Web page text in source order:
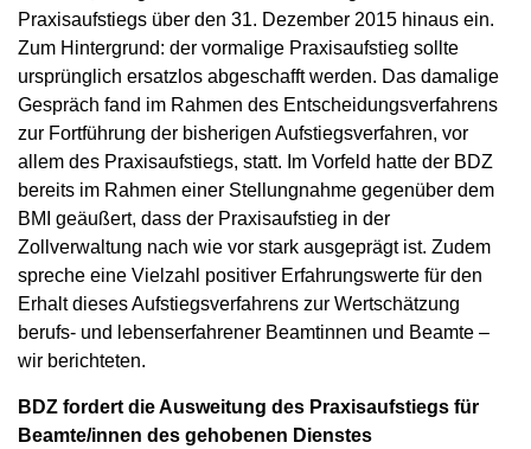
Praxisaufstiegs über den 31. Dezember 2015 hinaus ein.
Zum Hintergrund: der vormalige Praxisaufstieg sollte
ursprünglich ersatzlos abgeschafft werden. Das damalige
Gespräch fand im Rahmen des Entscheidungsverfahrens
zur Fortführung der bisherigen Aufstiegsverfahren, vor
allem des Praxisaufstiegs, statt. Im Vorfeld hatte der BDZ
bereits im Rahmen einer Stellungnahme gegenüber dem
BMI geäußert, dass der Praxisaufstieg in der
Zollverwaltung nach wie vor stark ausgeprägt ist. Zudem
spreche eine Vielzahl positiver Erfahrungswerte für den
Erhalt dieses Aufstiegsverfahrens zur Wertschätzung
berufs- und lebenserfahrener Beamtinnen und Beamte –
wir berichteten.
BDZ fordert die Ausweitung des Praxisaufstiegs für
Beamte/innen des gehobenen Dienstes